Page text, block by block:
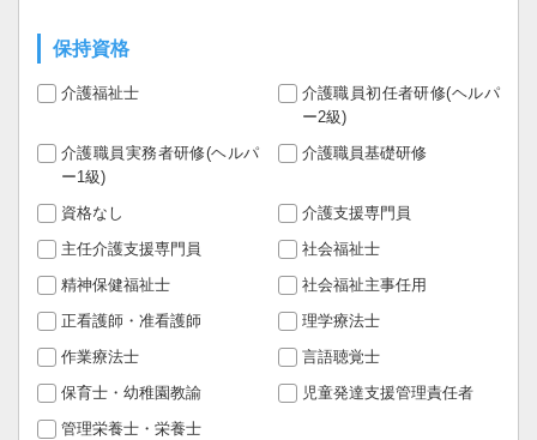
保持資格
介護福祉士
介護職員初任者研修(ヘルパ
ー2級)
介護職員実務者研修(ヘルパ
ー1級)
介護職員基礎研修
資格なし
介護支援専門員
主任介護支援専門員
社会福祉士
精神保健福祉士
社会福祉主事任用
正看護師・准看護師
理学療法士
作業療法士
言語聴覚士
保育士・幼稚園教諭
児童発達支援管理責任者
管理栄養士・栄養士